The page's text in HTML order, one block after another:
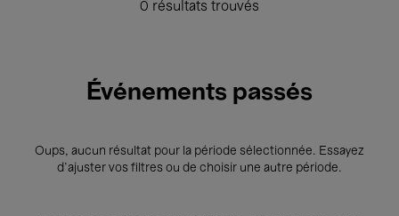
0 résultats trouvés
Événements passés
Oups, aucun résultat pour la période sélectionnée. Essayez
d’ajuster vos filtres ou de choisir une autre période.